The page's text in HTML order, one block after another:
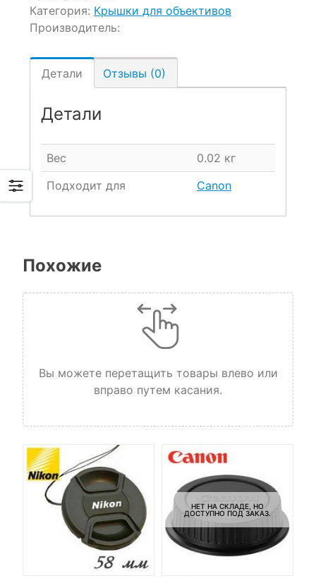
Категория: Крышки для объективов
Производитель:
Детали Отзывы (0)
Детали
Вес
0.02 кг
Подходит для
Canon
Похожие
Вы можете перетащить товары влево или
вправо путем касания.
НЕТ НА СКЛАДЕ, НО
ДОСТУПНО ПОД ЗАКАЗ.